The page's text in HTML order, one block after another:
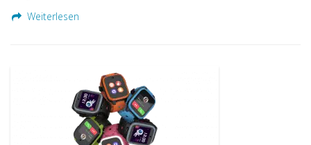
Weiterlesen